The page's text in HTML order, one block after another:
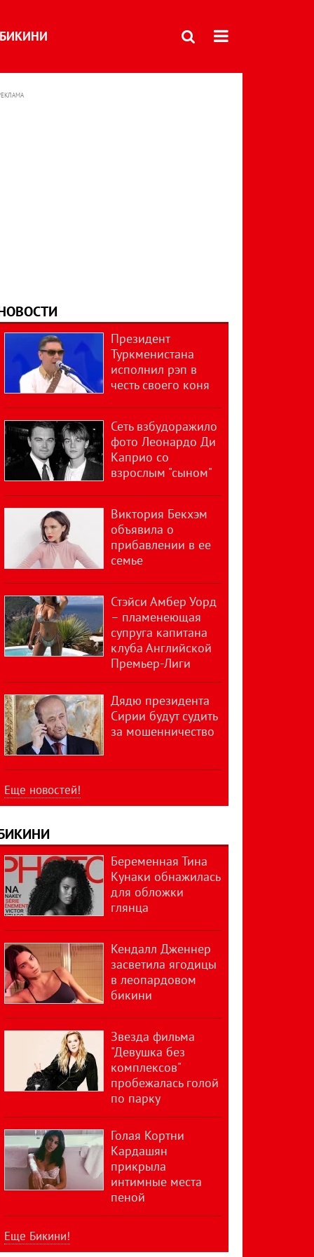
БИКИНИ
Президент
Туркменистана
исполнил рэп в
честь своего коня
Сеть взбудоражило
фото Леонардо Ди
Каприо со
взрослым "сыном"
Виктория Бекхэм
объявила о
прибавлении в ее
семье
Стэйси Амбер Уорд
– пламенеющая
супруга капитана
клуба Английской
Премьер-Лиги
Дядю президента
Сирии будут судить
за мошенничество
Еще новостей!
Беременная Тина
Кунаки обнажилась
для обложки
глянца
Кендалл Дженнер
засветила ягодицы
в леопардовом
бикини
Звезда фильма
"Девушка без
комплексов"
пробежалась голой
по парку
Голая Кортни
Кардашян
прикрыла
интимные места
пеной
Еще Бикини!